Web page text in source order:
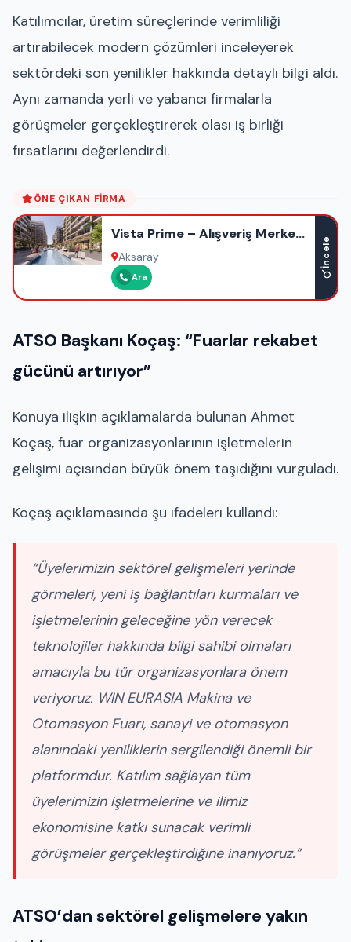
Katılımcılar, üretim süreçlerinde verimliliği
artırabilecek modern çözümleri inceleyerek
sektördeki son yenilikler hakkında detaylı bilgi aldı.
Aynı zamanda yerli ve yabancı firmalarla
görüşmeler gerçekleştirerek olası iş birliği
fırsatlarını değerlendirdi.
ÖNE ÇIKAN FIRMA
Vista Prime – Alışveriş Merkezi
– Ofis – Otel – Rezidans
Aksaray
Ara
İncele
ATSO Başkanı Koçaş: “Fuarlar rekabet
gücünü artırıyor”
Konuya ilişkin açıklamalarda bulunan Ahmet
Koçaş, fuar organizasyonlarının işletmelerin
gelişimi açısından büyük önem taşıdığını vurguladı.
Koçaş açıklamasında şu ifadeleri kullandı:
“Üyelerimizin sektörel gelişmeleri yerinde
görmeleri, yeni iş bağlantıları kurmaları ve
işletmelerinin geleceğine yön verecek
teknolojiler hakkında bilgi sahibi olmaları
amacıyla bu tür organizasyonlara önem
veriyoruz. WIN EURASIA Makina ve
Otomasyon Fuarı, sanayi ve otomasyon
alanındaki yeniliklerin sergilendiği önemli bir
platformdur. Katılım sağlayan tüm
üyelerimizin işletmelerine ve ilimiz
ekonomisine katkı sunacak verimli
görüşmeler gerçekleştirdiğine inanıyoruz.”
ATSO’dan sektörel gelişmelere yakın